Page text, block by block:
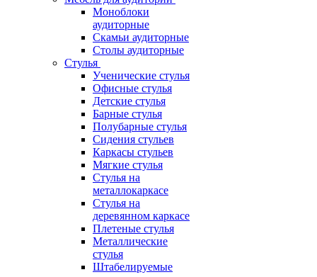
Моноблоки
аудиторные
Скамьи аудиторные
Столы аудиторные
Стулья
Ученические стулья
Офисные стулья
Детские стулья
Барные стулья
Полубарные стулья
Сидения стульев
Каркасы стульев
Мягкие стулья
Стулья на
металлокаркасе
Стулья на
деревянном каркасе
Плетеные стулья
Металлические
стулья
Штабелируемые